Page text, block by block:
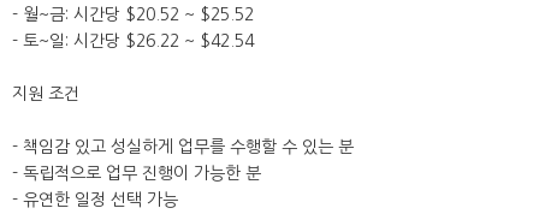
- 월~금: 시간당 $20.52 ~ $25.52
- 토~일: 시간당 $26.22 ~ $42.54
지원 조건
- 책임감 있고 성실하게 업무를 수행할 수 있는 분
- 독립적으로 업무 진행이 가능한 분
- 유연한 일정 선택 가능